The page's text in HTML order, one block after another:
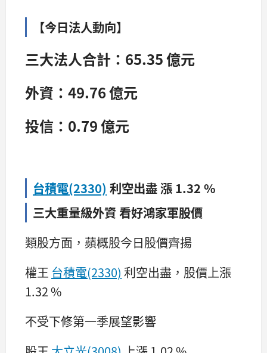
【今日法人動向】
三大法人合計：65.35 億元
外資：49.76 億元
投信：0.79 億元
台積電(2330) 利空出盡 漲 1.32 %
三大重量級外資 看好鴻家軍股價
類股方面，蘋概股今日股價齊揚
權王 台積電(2330) 利空出盡，股價上漲
1.32 %
不受下修第一季展望影響